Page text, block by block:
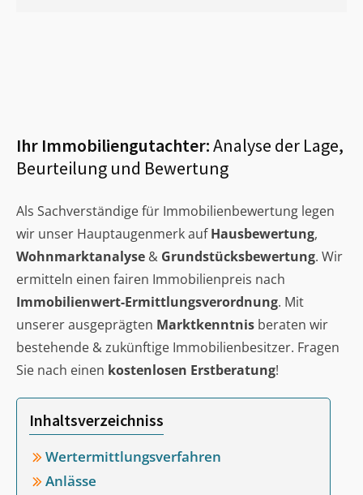
Ihr Immobiliengutachter:Analyse der Lage,
Beurteilung und Bewertung
Als Sachverständige für Immobilienbewertung legen
wir unser Hauptaugenmerk aufHausbewertung,
Wohnmarktanalyse & Grundstücksbewertung. Wir
ermitteln einen fairen Immobilienpreis nach
Immobilienwert-Ermittlungsverordnung. Mit
unserer ausgeprägten Marktkenntnis beraten wir
bestehende & zukünftige Immobilienbesitzer. Fragen
Sie nach einen kostenlosen Erstberatung!
Inhaltsverzeichniss
Wertermittlungsverfahren
Anlässe